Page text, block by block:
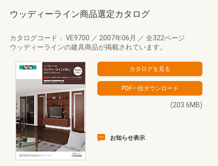
ウッディーライン商品選定カタログ
カタログコード： VE9700 ／ 2007年06月 ／ 全322ページ
ウッディーラインの建具商品が掲載されています。
(203.6MB)
お知らせ表示